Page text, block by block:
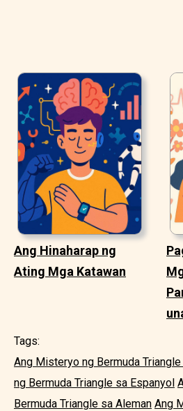
Ang Hinaharap ng
Ating Mga Katawan
Tags:
Ang Misteryo ng Bermuda
ng Bermuda Triangle sa Espanyol
Bermuda Triangle sa Aleman Ang